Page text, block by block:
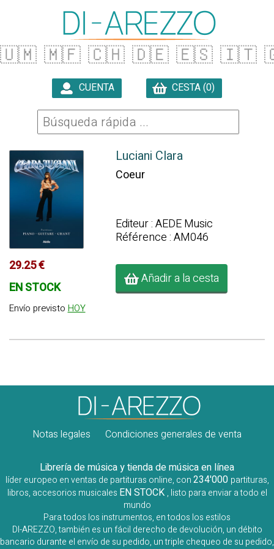
🇺🇲 🇲🇫 🇨🇭 🇩🇪 🇪🇸 🇮🇹
CUENTA CESTA (0)
29.25 €
EN STOCK
Envío previsto HOY
Luciani Clara
Coeur
Editeur : AEDE Music
Référence : AM046
Añadir a la cesta
Notas legales Condiciones generales de venta
Librería de música y tienda de música en línea
líder europeo en ventas de partituras online, con234'000 partituras,
libros, accesorios musicales EN STOCK , listo para enviar a todo el
mundo
Para todos los instrumentos, en todos los estilos
DI-AREZZO, también es un fácil derecho de devolución, un débito
bancario durante el envío de su pedido, un triple chequeo de su pedido,